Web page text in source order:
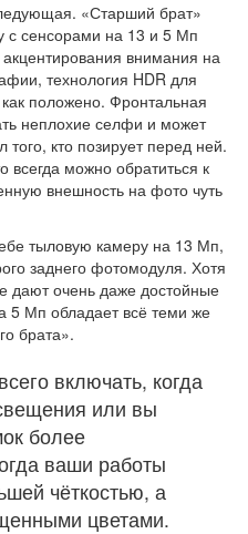
«Старший брат»
с сенсорами на 13 и 5 Мп
внимания на
технология HDR для
положено. Фронтальная
неплохие селфи и может
того, кто позирует перед ней.
всегда можно обратиться к
внешность на фото чуть
тыловую камеру на 13 Мп,
заднего фотомодуля. Хотя
дают очень даже достойные
5 Мп обладает всё теми же
брата».
включать, когда
или вы
более
ваши работы
чёткостью, а
цветами.